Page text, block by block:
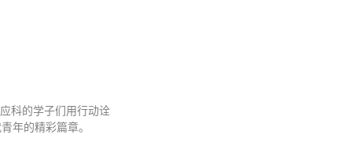
科的学子们用行动诠
年的精彩篇章。